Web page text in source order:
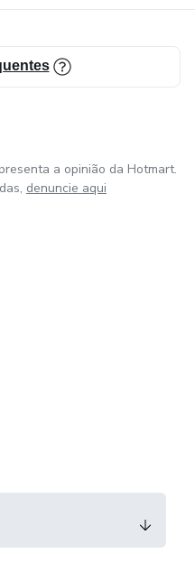
a opinião da Hotmart.
denuncie aqui